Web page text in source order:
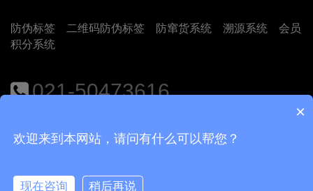
防伪标签 二维码防伪标签 防窜货系统 溯源系统
会员
积分系统
021-50473616
×
欢迎来到本网站，请问有什么可以帮您？
现在咨询 稍后再说